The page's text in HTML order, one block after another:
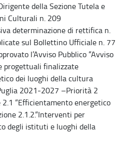
della Sezione Tutela e
Culturali n. 209
determinazione di rettifica n.
sul Bollettino Ufficiale n. 77
l’Avviso Pubblico “Avviso
progettuali finalizzate
dei luoghi della cultura
2021-2027 –Priorità 2
2.1 “Efficientamento energetico
2.1.2.“Interventi per
degli istituti e luoghi della